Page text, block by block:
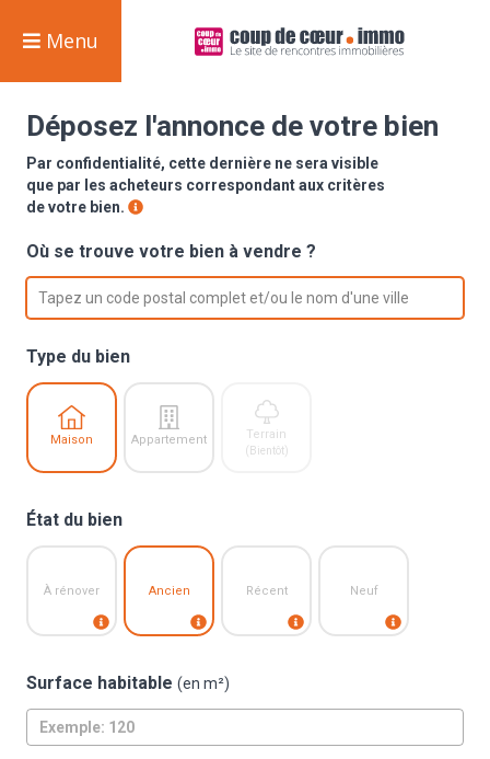
Menu
Déposez l'annonce de votre bien
Par confidentialité, cette dernière ne sera visible
que par les acheteurs correspondant aux critères
de votre bien.
Où se trouve votre bien à vendre ?
option , selected. Select is focused ,type to refine list, press Down
Tapez un code postal complet et/ou le nom d'une ville
Type du bien
Maison Appartement Terrain
(Bientôt)
État du bien
À rénover Ancien Récent Neuf
Surface habitable (en m²)